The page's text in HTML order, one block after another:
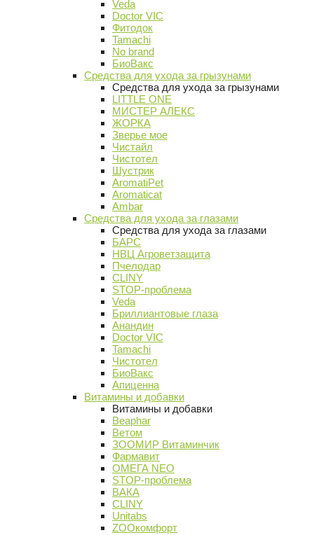
Veda
Doctor VIC
Фитодок
Tamachi
No brand
БиоВакс
Средства для ухода за грызунами
Средства для ухода за грызунами
LITTLE ONE
МИСТЕР АЛЕКС
ЖОРКА
Зверье мое
Чистайл
Чистотел
Шустрик
AromatiPet
Aromaticat
Ambar
Средства для ухода за глазами
Средства для ухода за глазами
БАРС
НВЦ Агроветзащита
Пчелодар
CLINY
STOP-проблема
Veda
Бриллиантовые глаза
Анандин
Doctor VIC
Tamachi
Чистотел
БиоВакс
Апиценна
Витамины и добавки
Витамины и добавки
Beaphar
Ветом
ЗООМИР Витаминчик
Фармавит
ОМЕГА NEO
STOP-проблема
ВАКА
CLINY
Unitabs
ZOOкомфорт